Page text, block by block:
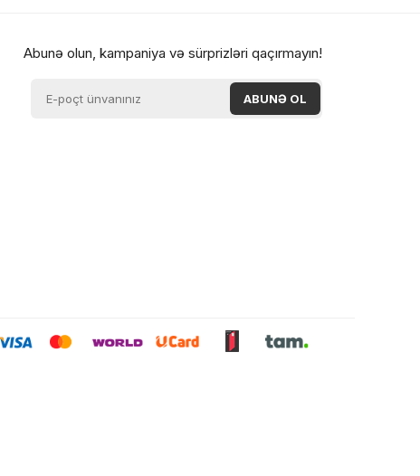
Abunə olun, kampaniya və sürprizləri qaçırmayın!